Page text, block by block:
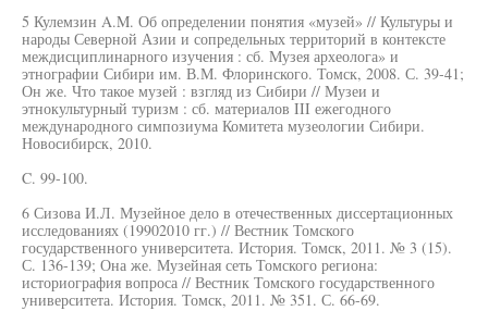
5 Кулемзин A.M. Об определении понятия «музей» // Культуры и
народы Северной Азии и сопредельных территорий в контексте
междисциплинарного изучения : сб. Музея археолога» и
этнографии Сибири им. В.М. Флоринского. Томск, 2008. С. 39-41;
Он же. Что такое музей : взгляд из Сибири // Музеи и
этнокультурный туризм : сб. материалов III ежегодного
международного симпозиума Комитета музеологии Сибири.
Новосибирск, 2010.
C. 99-100.
6 Сизова И.Л. Музейное дело в отечественных диссертационных
исследованиях (19902010 гг.) // Вестник Томского
государственного университета. История. Томск, 2011. № 3 (15).
С. 136-139; Она же. Музейная сеть Томского региона:
историография вопроса // Вестник Томского государственного
университета. История. Томск, 2011. № 351. С. 66-69.